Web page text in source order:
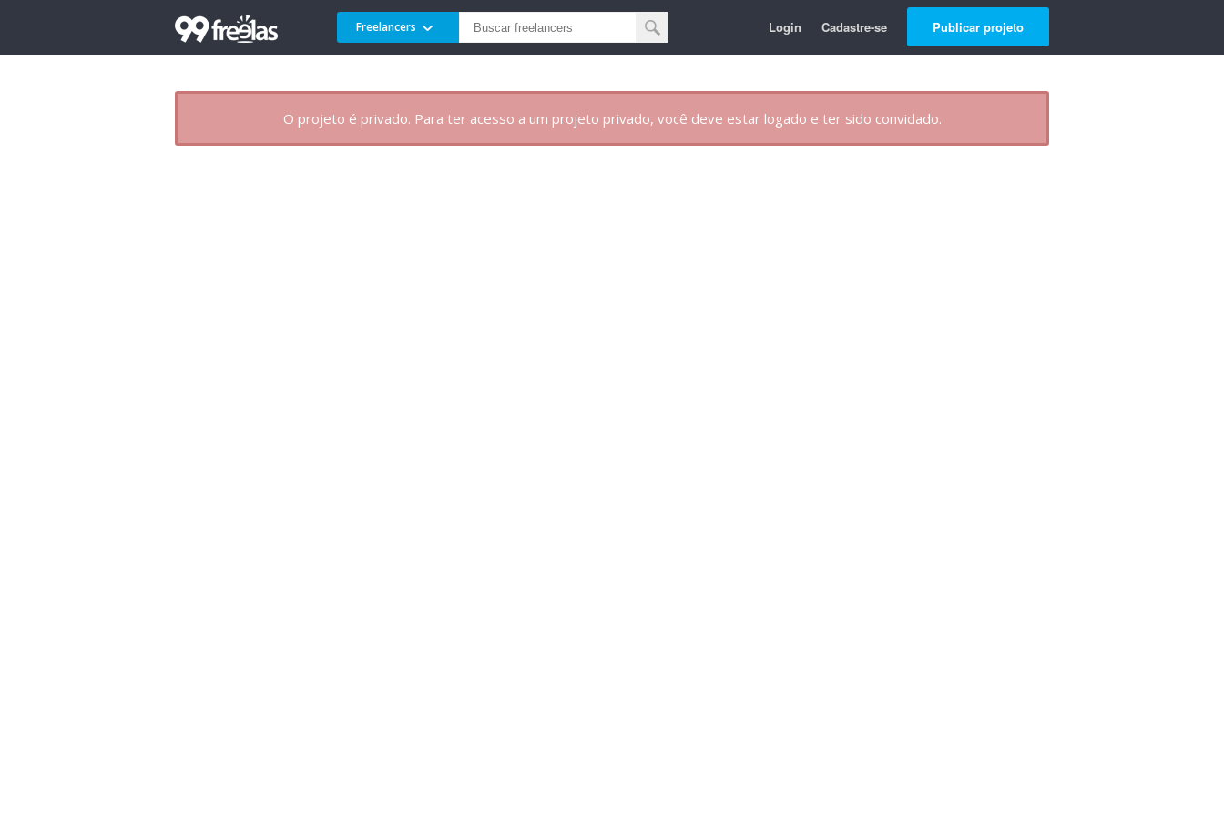
Freelancers Login Cadastre-se Publicar projeto
O projeto é privado. Para ter acesso a um projeto privado, você deve estar logado e ter sido convidado.